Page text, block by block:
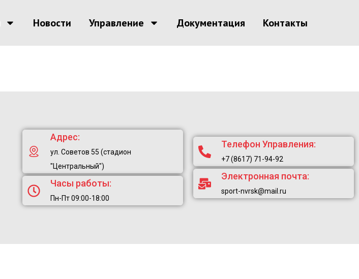
Новости Управление Документация Контакты
Адрес:
ул. Советов 55 (стадион
"Центральный")
Часы работы:
Пн-Пт 09:00-18:00
Телефон Управления:
+7 (8617) 71-94-92
Электронная почта:
sport-nvrsk@mail.ru